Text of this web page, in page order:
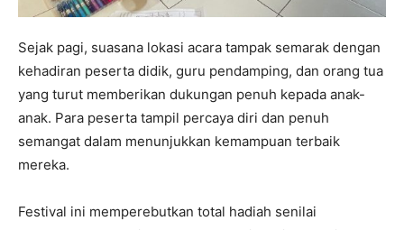
Sejak pagi, suasana lokasi acara tampak semarak dengan
kehadiran peserta didik, guru pendamping, dan orang tua
yang turut memberikan dukungan penuh kepada anak-
anak. Para peserta tampil percaya diri dan penuh
semangat dalam menunjukkan kemampuan terbaik
mereka.
Festival ini memperebutkan total hadiah senilai